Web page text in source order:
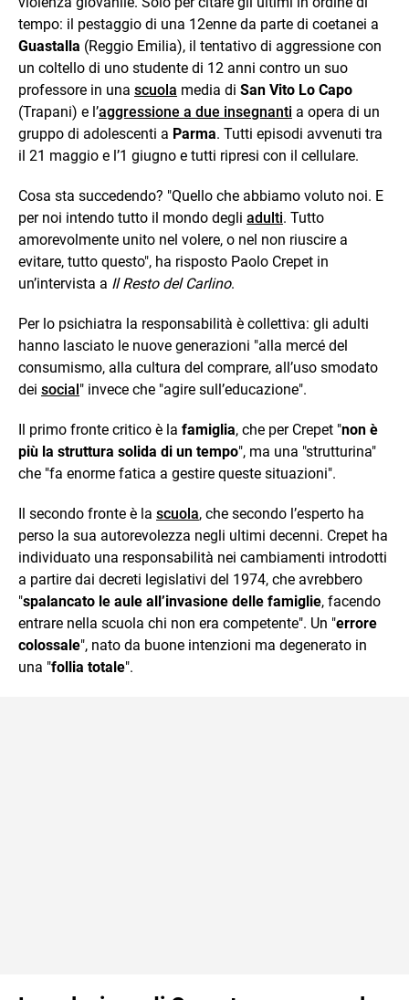
tempo: il pestaggio di una 12enne da parte di coetanei a
Guastalla (Reggio Emilia), il tentativo di aggressione con
un coltello di uno studente di 12 anni contro un suo
professore in una scuola media di San Vito Lo Capo
(Trapani) e l’aggressione a due insegnanti a opera di un
gruppo di adolescenti a Parma. Tutti episodi avvenuti tra
il 21 maggio e l’1 giugno e tutti ripresi con il cellulare.
Cosa sta succedendo? "Quello che abbiamo voluto noi. E
per noi intendo tutto il mondo degli adulti. Tutto
amorevolmente unito nel volere, o nel non riuscire a
evitare, tutto questo", ha risposto Paolo Crepet in
un’intervista a Il Resto del Carlino.
Per lo psichiatra la responsabilità è collettiva: gli adulti
hanno lasciato le nuove generazioni "alla mercé del
consumismo, alla cultura del comprare, all’uso smodato
dei social" invece che "agire sull’educazione".
Il primo fronte critico è la famiglia, che per Crepet "non è
più la struttura solida di un tempo", ma una "strutturina"
che "fa enorme fatica a gestire queste situazioni".
Il secondo fronte è la scuola, che secondo l’esperto ha
perso la sua autorevolezza negli ultimi decenni. Crepet ha
individuato una responsabilità nei cambiamenti introdotti
a partire dai decreti legislativi del 1974, che avrebbero
"spalancato le aule all’invasione delle famiglie, facendo
entrare nella scuola chi non era competente". Un "errore
colossale", nato da buone intenzioni ma degenerato in
una "follia totale".